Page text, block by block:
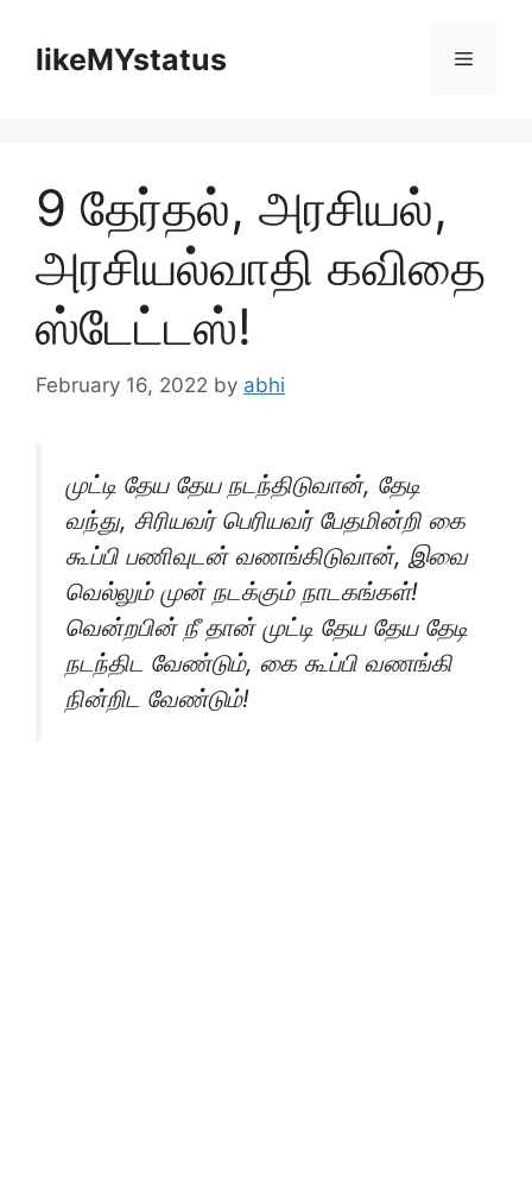
contentlikeMYstatus Menu
9 தேர்தல், அரசியல்,
அரசியல்வாதி கவிதை
ஸ்டேட்டஸ்!
February 16, 2022 by abhi
முட்டி தேய தேய நடந்திடுவான், தேடி
வந்து, சிரியவர் பெரியவர் பேதமின்றி கை
கூப்பி பணிவுடன் வணங்கிடுவான், இவை
வெல்லும் முன் நடக்கும் நாடகங்கள்!
வென்றபின் நீ தான் முட்டி தேய தேய தேடி
நடந்திட வேண்டும், கை கூப்பி வணங்கி
நின்றிட வேண்டும்!